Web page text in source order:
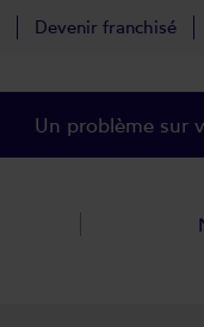
Devenir franchisé
Un problème sur